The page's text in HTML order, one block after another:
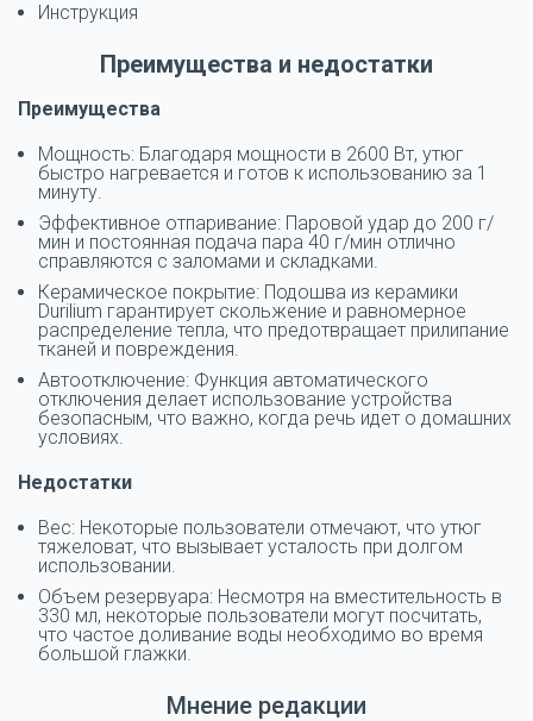
Инструкция
Преимущества и недостатки
Преимущества
Мощность: Благодаря мощности в 2600 Вт, утюг
быстро нагревается и готов к использованию за 1
минуту.
Эффективное отпаривание: Паровой удар до 200 г/
мин и постоянная подача пара 40 г/мин отлично
справляются с заломами и складками.
Керамическое покрытие: Подошва из керамики
Durilium гарантирует скольжение и равномерное
распределение тепла, что предотвращает прилипание
тканей и повреждения.
Автоотключение: Функция автоматического
отключения делает использование устройства
безопасным, что важно, когда речь идет о домашних
условиях.
Недостатки
Вес: Некоторые пользователи отмечают, что утюг
тяжеловат, что вызывает усталость при долгом
использовании.
Объем резервуара: Несмотря на вместительность в
330 мл, некоторые пользователи могут посчитать,
что частое доливание воды необходимо во время
большой глажки.
Мнение редакции